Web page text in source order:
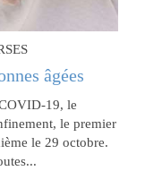
âgées
19, le
le premier
le 29 octobre.